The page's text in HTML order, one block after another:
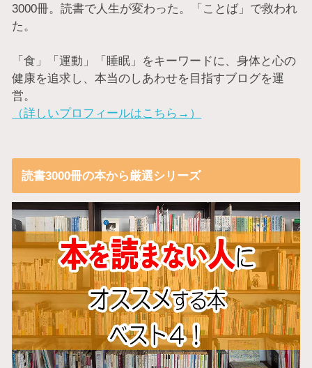
3000冊。読書で人生が変わった。「ことば」で救われ
た。
「食」「運動」「睡眠」をキーワードに、身体と心の
健康を追求し、本当のしあわせを目指すブログを運
営。
（詳しいプロフィールはこちら→）
読書3000冊の本から厳選シリーズ